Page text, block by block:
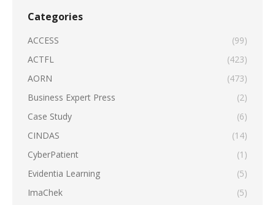
Categories
ACCESS
(99)
ACTFL
(423)
AORN
(473)
Business Expert Press
(2)
Case Study
(6)
CINDAS
(14)
CyberPatient
(1)
Evidentia Learning
(5)
ImaChek
(5)